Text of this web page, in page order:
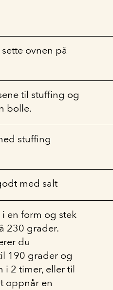
ovnen på
til stuffing og
bolle.
stuffing
med salt
en form og stek
230 grader.
du
190 grader og
i 2 timer, eller til
oppnår en